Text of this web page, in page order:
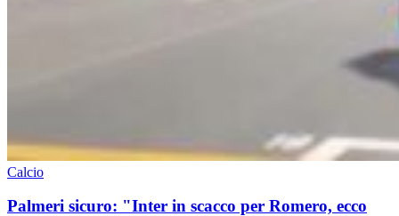
Calcio
Palmeri sicuro: "Inter in scacco per Romero, ecco